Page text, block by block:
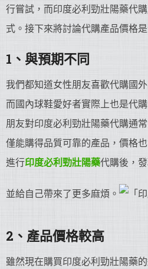
行嘗試，而印度必利勁壯陽藥代
式。接下來將討論代購產品價格
1、與預期不同
我們都知道女性朋友喜歡代購國
而國內球鞋愛好者實際上也是代
朋友對印度必利勁壯陽藥代購通
僅能購得品質可靠的產品，價格
進行印度必利勁壯陽藥代購後，
並給自己帶來了更多麻煩。
2、產品價格較高
雖然現在購買印度必利勁壯陽藥